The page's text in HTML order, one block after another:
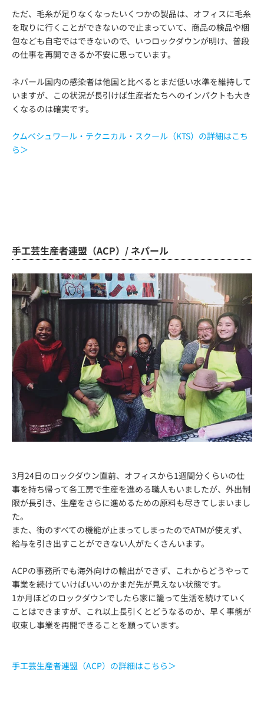
ただ、毛糸が足りなくなったいくつかの製品は、オフィスに毛糸
を取りに行くことができないので止まっていて、商品の検品や梱
包なども自宅ではできないので、いつロックダウンが明け、普段
の仕事を再開できるか不安に思っています。
ネパール国内の感染者は他国と比べるとまだ低い水準を維持して
いますが、この状況が長引けば生産者たちへのインパクトも大き
くなるのは確実です。
クムベシュワール・テクニカル・スクール（KTS）の詳細はこち
ら＞
手工芸生産者連盟（ACP）/ ネパール
3月24日のロックダウン直前、オフィスから1週間分くらいの仕
事を持ち帰って各工房で生産を進める職人もいましたが、外出制
限が長引き、生産をさらに進めるための原料も尽きてしまいまし
た。
また、街のすべての機能が止まってしまったのでATMが使えず、
給与を引き出すことができない人がたくさんいます。
ACPの事務所でも海外向けの輸出ができず、これからどうやって
事業を続けていけばいいのかまだ先が見えない状態です。
1か月ほどのロックダウンでしたら家に籠って生活を続けていく
ことはできますが、これ以上長引くとどうなるのか、早く事態が
収束し事業を再開できることを願っています。
手工芸生産者連盟（ACP）の詳細はこちら＞